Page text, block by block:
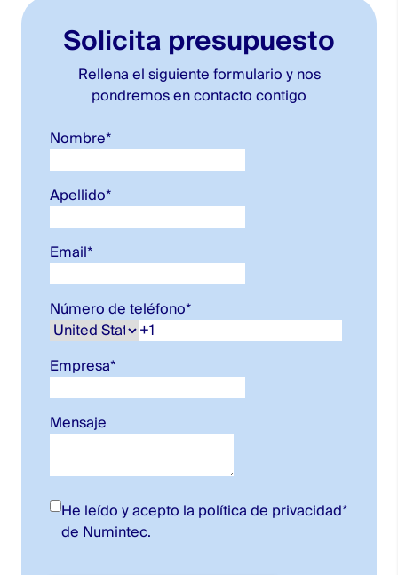
Solicita presupuesto
Rellena el siguiente formulario y nos
pondremos en contacto contigo
Nombre*
Apellido*
Email*
Número de teléfono*
Empresa*
Mensaje
He leído y acepto la política de privacidad
de Numintec.
*